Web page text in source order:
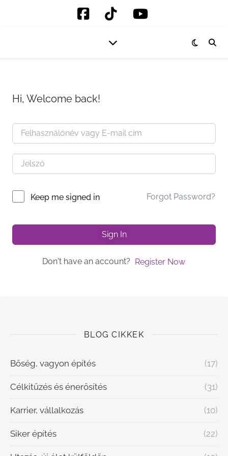
Hi, Welcome back!
Keep me signed in Forgot Password?
Sign In
Don't have an account? Register Now
BLOG CIKKEK
Bőség, vagyon építés (17)
Célkitűzés és énerősítés (31)
Karrier, vállalkozás (10)
Siker építés (22)